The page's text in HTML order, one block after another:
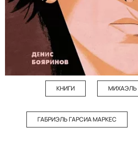
КНИГИ
ГАБРИЭЛЬ ГАРСИА МАРКЕС